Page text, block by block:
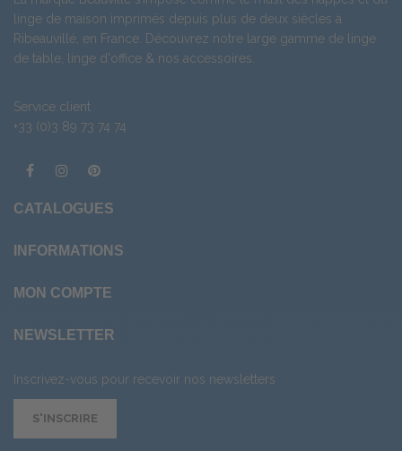
linge de maison imprimés depuis plus de deux siècles à
Ribeauvillé, en France. Découvrez notre large gamme de linge
de table, linge d'office & nos accessoires.
Service client
+33 (0)3 89 73 74 74
CATALOGUES
INFORMATIONS
MON COMPTE
NEWSLETTER
Inscrivez-vous pour recevoir nos newsletters
S'INSCRIRE